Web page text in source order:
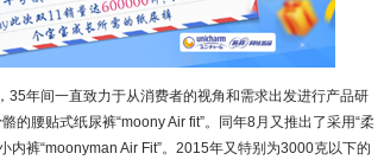
年间一直致力于从消费者的视角和需求出发进行产品研
的腰贴式纸尿裤“moony Air fit”。同年8月又推出了采用“柔
内裤“moonyman Air Fit”。2015年又特别为3000克以下的